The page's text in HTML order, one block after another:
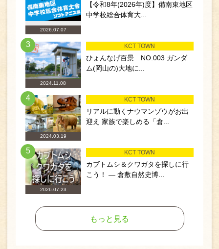
2026.07.07
【令和8年(2026年)度】備南東地区
中学校総合体育大...
3
2024.11.08
KCT TOWN
ひょんなげ百景 NO.003 ガンダ
ム(岡山の)大地に...
4
2024.03.19
KCT TOWN
リアルに動くナウマンゾウがお出
迎え 家族で楽しめる「倉...
5
2026.07.23
KCT TOWN
カブトムシ＆クワガタを探しに行
こう！ ― 倉敷自然史博...
もっと見る